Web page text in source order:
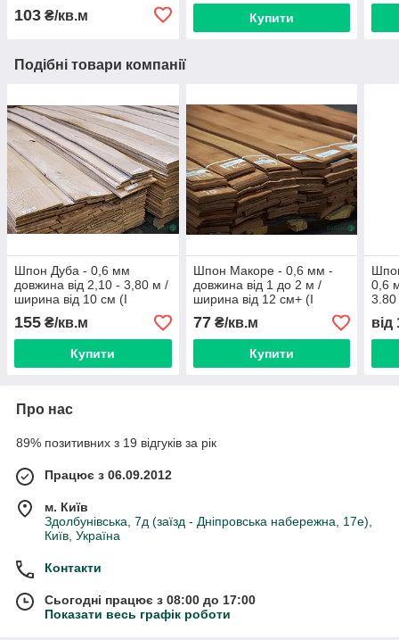
103 ₴/кв.м Купити
Подібні товари компанії
Шпон Дуба - 0,6 мм
довжина від 2,10 - 3,80 м /
ширина від 10 см (I
155 ₴/кв.м
Купити
Шпон Макоре - 0,6 мм -
довжина від 1 до 2 м /
ширина від 12 см+ (I
77₴/кв.м
Купити
0,6
від
Про нас
89% позитивних з 19 відгуків за рік
Працює з 06.09.2012
м. Київ
Здолбунівська, 7д (заїзд - Дніпровська набережна, 17е),
Київ, Україна
Контакти
Сьогодні працює з 08:00 до 17:00
Показати весь графік роботи